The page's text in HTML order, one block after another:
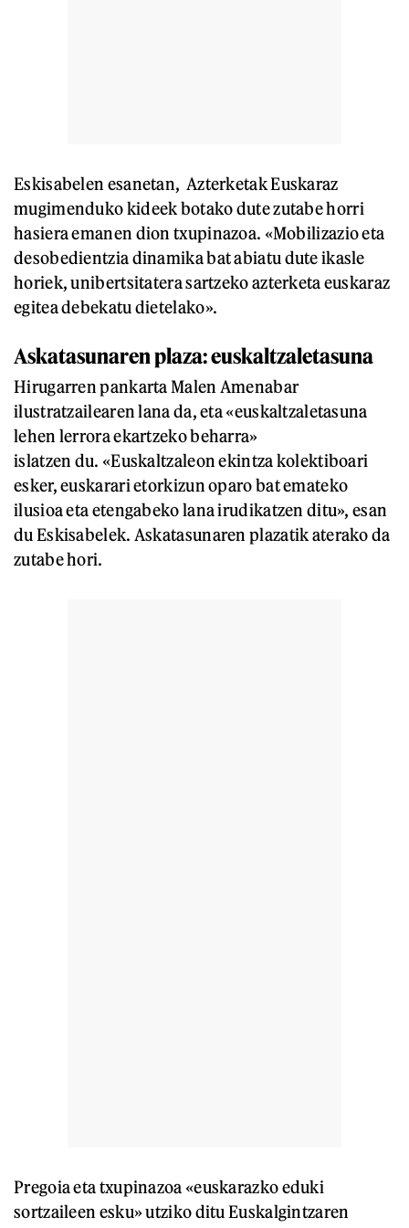
Eskisabelen esanetan, Azterketak Euskaraz
mugimenduko kideek botako dute zutabe horri
hasiera emanen dion txupinazoa. «Mobilizazio eta
desobedientzia dinamika bat abiatu dute ikasle
horiek, unibertsitatera sartzeko azterketa euskaraz
egitea debekatu dietelako».
Askatasunaren plaza: euskaltzaletasuna
Hirugarren pankarta Malen Amenabar
ilustratzailearen lana da, eta «euskaltzaletasuna
lehen lerrora ekartzeko beharra»
islatzen du. «Euskaltzaleon ekintza kolektiboari
esker, euskarari etorkizun oparo bat emateko
ilusioa eta etengabeko lana irudikatzen ditu», esan
du Eskisabelek. Askatasunaren plazatik aterako da
zutabe hori.
Pregoia eta txupinazoa «euskarazko eduki
sortzaileen esku» utziko ditu Euskalgintzaren